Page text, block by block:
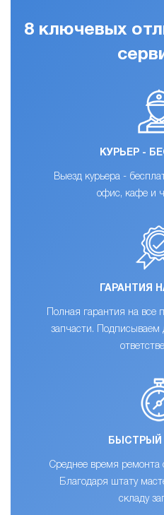
8 ключевых
КУРЬЕР -
Выезд курьера -
офис, кафе и
ГАРАНТИЯ
Полная гарантия на все
запчасти. Подписываем
БЫСТРЫЙ
Среднее время ремонта
Благодаря штату
складу